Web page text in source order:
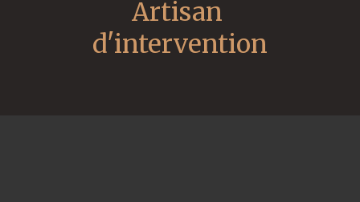
Artisan
d'intervention